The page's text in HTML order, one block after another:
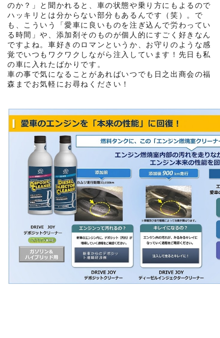
のか？」と聞かれると、車の状態や乗り方にもよるので
ハッキリとは分からない部分もあるんです（笑）。で
も、こういう「愛車に良いものを注ぎ込んで労わってい
る時間」や、添加剤そのものが個人的にすごく好きなん
ですよね。車好きのロマンというか、お守りのような感
覚でいつもワクワクしながら注入しています！先日も私
の車に入れたばかりです。
車の事で気になることがあればいつでも日之出商会の福
森までお気軽にお尋ねください！